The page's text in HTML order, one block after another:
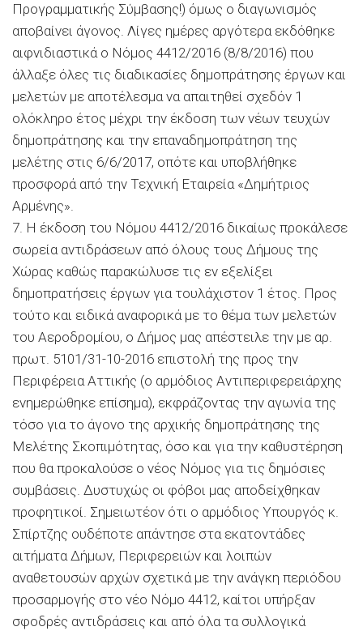
Προγραμματικής Σύμβασης!) όμως ο διαγωνισμός
αποβαίνει άγονος. Λίγες ημέρες αργότερα εκδόθηκε
αιφνιδιαστικά ο Νόμος 4412/2016 (8/8/2016) που
άλλαξε όλες τις διαδικασίες δημοπράτησης έργων και
μελετών με αποτέλεσμα να απαιτηθεί σχεδόν 1
ολόκληρο έτος μέχρι την έκδοση των νέων τευχών
δημοπράτησης και την επαναδημοπράτηση της
μελέτης στις 6/6/2017, οπότε και υποβλήθηκε
προσφορά από την Τεχνική Εταιρεία «Δημήτριος
Αρμένης».
7. Η έκδοση του Νόμου 4412/2016 δικαίως προκάλεσε
σωρεία αντιδράσεων από όλους τους Δήμους της
Χώρας καθώς παρακώλυσε τις εν εξελίξει
δημοπρατήσεις έργων για τουλάχιστον 1 έτος. Προς
τούτο και ειδικά αναφορικά με το θέμα των μελετών
του Αεροδρομίου, ο Δήμος μας απέστειλε την με αρ.
πρωτ. 5101/31-10-2016 επιστολή της προς την
Περιφέρεια Αττικής (ο αρμόδιος Αντιπεριφερειάρχης
ενημερώθηκε επίσημα), εκφράζοντας την αγωνία της
τόσο για το άγονο της αρχικής δημοπράτησης της
Μελέτης Σκοπιμότητας, όσο και για την καθυστέρηση
που θα προκαλούσε ο νέος Νόμος για τις δημόσιες
συμβάσεις. Δυστυχώς οι φόβοι μας αποδείχθηκαν
προφητικοί. Σημειωτέον ότι ο αρμόδιος Υπουργός κ.
Σπίρτζης ουδέποτε απάντησε στα εκατοντάδες
αιτήματα Δήμων, Περιφερειών και λοιπών
αναθετουσών αρχών σχετικά με την ανάγκη περιόδου
προσαρμογής στο νέο Νόμο 4412, καίτοι υπήρξαν
σφοδρές αντιδράσεις και από όλα τα συλλογικά